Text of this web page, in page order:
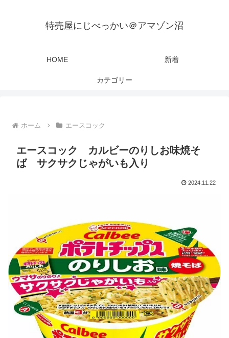
特売屋にじべっかい＠アマゾン沼
HOME 新着
カテゴリー
ホーム エースコック
エースコック カルビーのりしお味焼そ
ば サクサクじゃがいも入り
2024.11.22